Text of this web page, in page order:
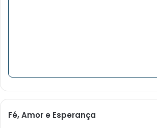
Fé, Amor e Esperança